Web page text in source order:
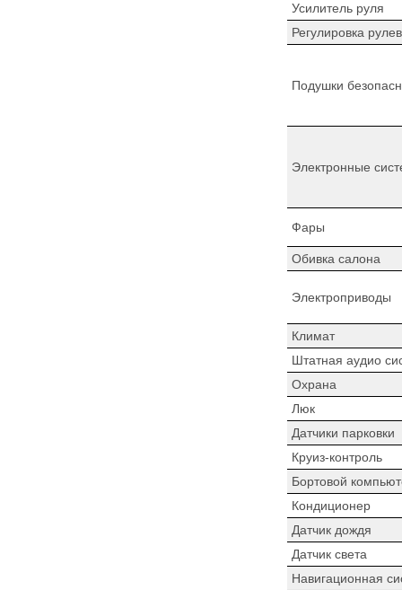
Усилитель руля
Регулировка
Подушки
Электронные
Фары
Обивка салона
Электроприводы
Климат
Штатная аудио
Охрана
Люк
Датчики парковки
Круиз-контроль
Бортовой
Кондиционер
Датчик дождя
Датчик света
Навигационная